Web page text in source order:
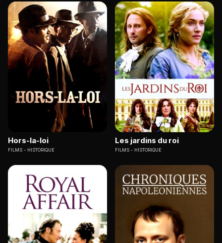
Hors-la-loi
FILMS HISTORIQUE
Les jardins du roi
FILMS HISTORIQUE